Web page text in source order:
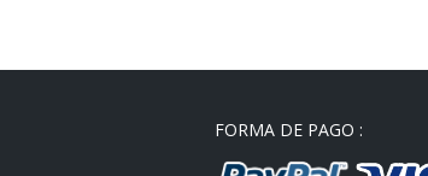
FORMA DE PAGO :